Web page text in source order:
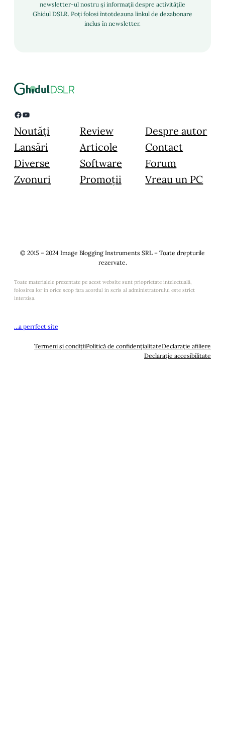
newsletter-ul nostru și informații despre activitățile
Ghidul DSLR. Poți folosi întotdeauna linkul de dezabonare
inclus în newsletter.
Facebook YouTube
Noutăți
Lansări
Diverse
Zvonuri
Review
Articole
Software
Promoții
Despre autor
Contact
Forum
Vreau un PC
© 2015 – 2024 Image Blogging Instruments SRL – Toate drepturile
rezervate.
Toate materialele prezentate pe acest website sunt prioprietate intelectuală,
folosirea lor in orice scop fara acordul in scris al administratorului este strict
interzisa.
…a perrfect site
Termeni și condițiiPolitică de confidențialitateDeclarație afiliere
Declarație accesibilitate